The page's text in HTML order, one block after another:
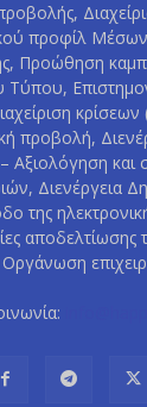
προφίλ
Προώθηση
Τύπου,
κρίσεων
προβολή,
Αξιολόγηση και
Διενέργεια
της
αποδελτίωσης
Οργάνωση